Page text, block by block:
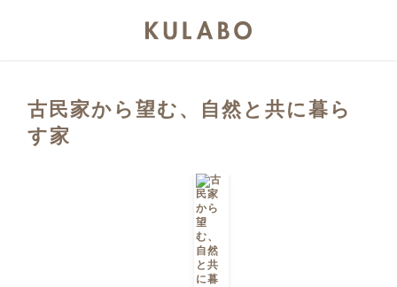
古民家から望む、自然と共に暮ら
す家